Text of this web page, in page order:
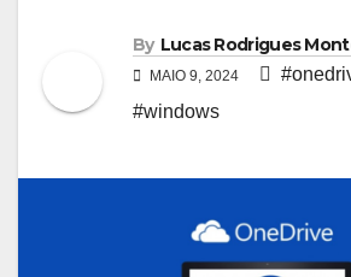
By Lucas Rodrigues
MAIO 9, 2024
#windows